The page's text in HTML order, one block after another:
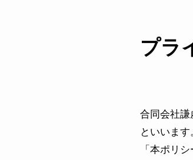
プラ
合同会社謙
といいま
「本ポリ